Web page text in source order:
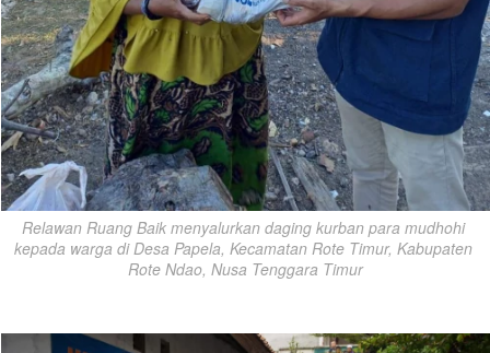
Relawan Ruang Baik menyalurkan daging kurban para mudhohi
kepada warga di Desa Papela, Kecamatan Rote Timur, Kabupaten
Rote Ndao, Nusa Tenggara Timur